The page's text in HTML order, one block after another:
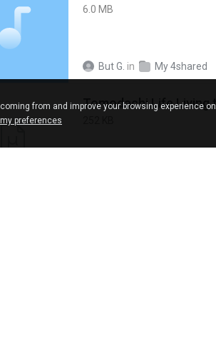
6.0 MB
But G. in My 4shared
from and improve your browsing experience on
preferences